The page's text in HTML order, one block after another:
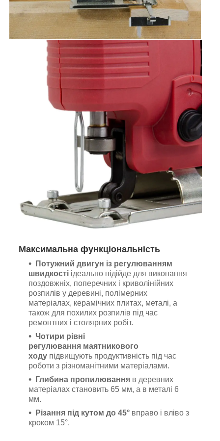
Максимальна функціональність
Потужний двигун із регулюванням
швидкості ідеально підійде для виконання
поздовжніх, поперечних і криволінійних
розпилів у деревині, полімерних
матеріалах, керамічних плитах, металі, а
також для похилих розпилів під час
ремонтних і столярних робіт.
Чотири рівні
регулювання маятникового
ходу підвищують продуктивність під час
роботи з різноманітними матеріалами.
Глибина пропилювання в деревних
матеріалах становить 65 мм, а в металі 6
мм.
Різання під кутом до 45° вправо і вліво з
кроком 15°.